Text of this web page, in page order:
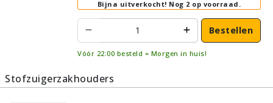
Bijna uitverkocht! Nog 2 op voorraad.
Bestellen
Vóór 22:00 besteld = Morgen in huis!
Stofzuigerzakhouders